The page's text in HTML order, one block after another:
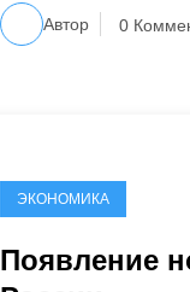
Автор 0
ЭКОНОМИКА
Появление